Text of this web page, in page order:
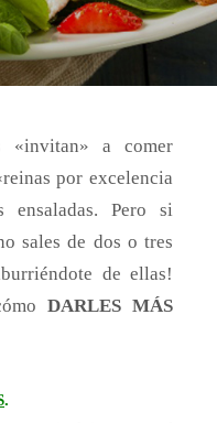
«invitan» a comer
por excelencia
ensaladas. Pero si
sales de dos o tres
de ellas!
DARLES MÁS
.